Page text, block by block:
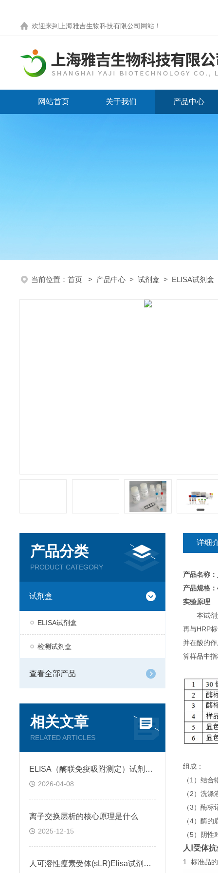
欢迎来到 上海雅吉生物科技有限公司网站 ！
网站首页 关于我们 产品中心
当前位置： 首页 > 产品中心 > 试剂盒 > ELISA试剂盒
产品分类
PRODUCT CATEGORY
试剂盒
ELISA试剂盒
检测试剂盒
查看全部产品
相关文章
RELATED ARTICLES
ELISA（酶联免疫吸附测定）试剂盒原理类型检测方法
2026-04-08
离子交换层析的核心原理是什么
2025-12-15
人可溶性瘦素受体(sLR)Elisa试剂盒可溶性受体的作用
详细
产品名称：
产品规格
实验原理
本试
再与HRP
并在酸的
算样品中
组成：
（1）结
（2）洗
（3）酶
（4）酶的
（5）阴
人Ⅰ受体
1. 标准品